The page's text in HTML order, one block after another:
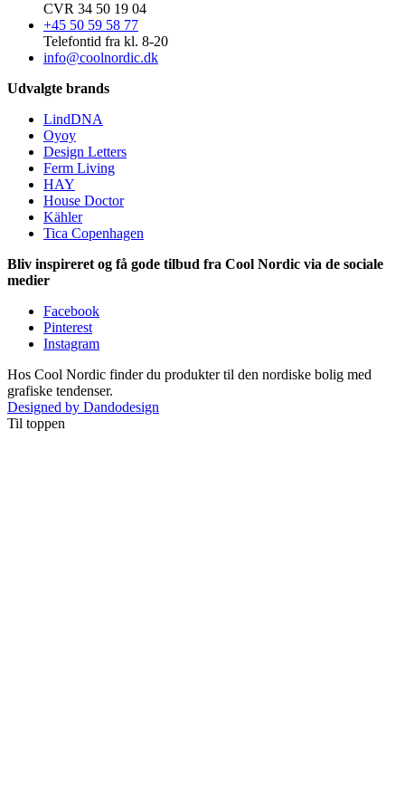
CVR 34 50 19 04
+45 50 59 58 77
Telefontid fra kl. 8-20
info@coolnordic.dk
Udvalgte brands
LindDNA
Oyoy
Design Letters
Ferm Living
HAY
House Doctor
Kähler
Tica Copenhagen
Bliv inspireret og få gode tilbud fra Cool Nordic via de sociale
medier
Facebook
Pinterest
Instagram
Hos Cool Nordic finder du produkter til den nordiske bolig med
grafiske tendenser.
Designed by Dandodesign
Til toppen